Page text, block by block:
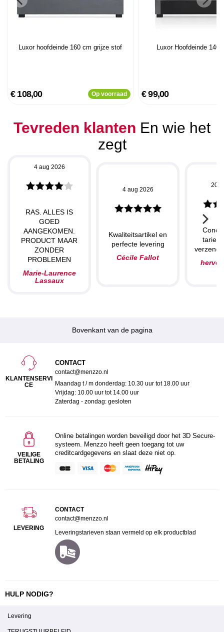
Luxor hoofdeinde 160 cm grijze stof
€ 108,00 Op voorraad
Luxor Hoofdeinde 140
€ 99,00
Tevreden klanten En wie het
zegt
4 aug 2026
RAS. ALLES IS
GOED
AANGEKOMEN.
PRODUCT MAAR
ZONDER
PROBLEMEN
Marie-Laurence
Lassaux
4 aug 2026
Kwaliteitsartikel en
perfecte levering
Cécile Fallot
20
herve
Bovenkant van de pagina
KLANTENSERVI
CE
CONTACT
contact@menzzo.nl
Maandag t / m donderdag: 10.30 uur tot 18.00 uur
Vrijdag: 10.00 uur tot 14.00 uur
Zaterdag - zondag: gesloten
VEILIGE
BETALING
Online betalingen worden beveiligd door het 3D Secure-
systeem. Menzzo heeft geen toegang tot uw
creditcardgegevens en slaat deze niet op.
LEVERING
CONTACT
contact@menzzo.nl
Leveringstarieven staan vermeld op elk productblad
HULP NODIG?
Levering